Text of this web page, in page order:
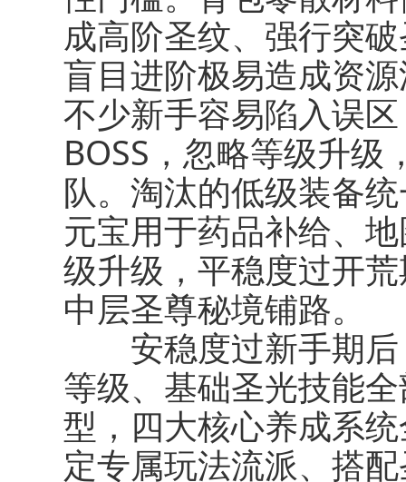
成高阶圣纹、强行突
盲目进阶极易造成资
不少新手容易陷入误
BOSS，忽略等级升
队。淘汰的低级装备
元宝用于药品补给、
级升级，平稳度过开
中层圣尊秘境铺路。
安稳度过新手期后
等级、基础圣光技能
型，四大核心养成系
定专属玩法流派、搭